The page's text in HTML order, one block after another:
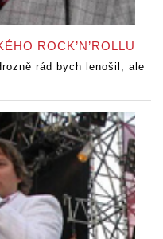
ROCK’N’ROLLU
rád bych lenošil, ale